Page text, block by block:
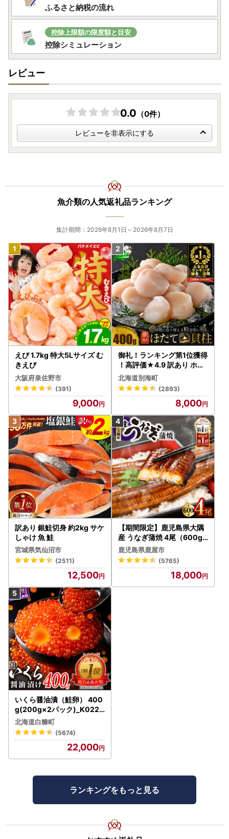
ふるさと納税の流れ
控除上限額の限度額と目安
控除シミュレーション
レビュー
0.0 （0件）
レビューを非表示にする
魚介類の人気返礼品ランキング
集計期間：2026年8月1日～2026年8月7日
えび 1.7kg 特大5Lサイズ む
きえび
大阪府泉佐野市
(391)
9,000
御礼！ランキング第1位獲得
！高評価★4.9 訳あり ホタ
テ 400g（ほたて 帆立 貝柱
冷凍 ）
北海道別海町
(2893)
8,000
訳あり 銀鮭切身 約2kg サケ
しゃけ 魚 鮭
宮城県気仙沼市
(2511)
12,500
【期間限定】鹿児島県大隅
産 うなぎ蒲焼 4尾（600g
） KN007-004-04-cp18
うなぎ 鰻 魚 惣菜 総菜
鹿児島県鹿屋市
(5765)
18,000
いくら醤油漬（鮭卵） 400
g(200g×2パック)_K022-
1676
北海道白糠町
(5674)
22,000
ランキングをもっと見る